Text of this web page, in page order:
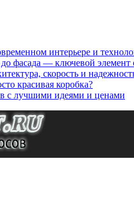
интерьере и
фасада — ключевой элемент
скорость и
красивая коробка?
с лучшими идеями и ценами